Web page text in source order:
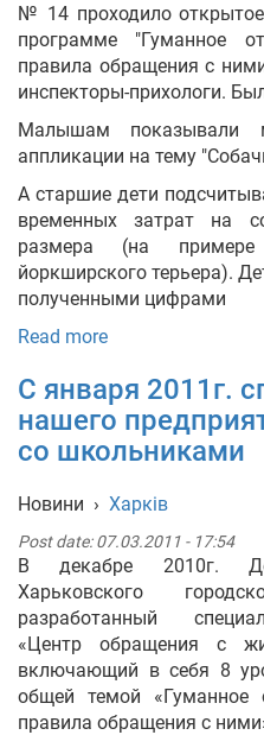
№ 14 проходило
программе "Гуманное
правила обращения с
инспекторы-прихологи.
Малышам показывали
аппликации на тему
А старшие дети
временных затрат на
размера (на
йоркширского терьера).
полученными цифрами
Read more
С января 2011г.
нашего
со школьниками
Новини › Харків
Post date:07.03.2011 - 17:54
В декабре 2010г.
Харьковского
разработанный
«Центр обращения с
включающий в себя 8
общей темой
правила обращения с